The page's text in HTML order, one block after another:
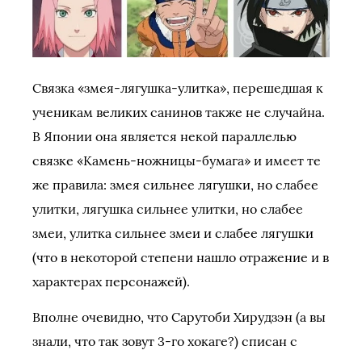
Связка «змея-лягушка-улитка», перешедшая к
ученикам великих санинов также не случайна.
В Японии она является некой параллелью
связке «Камень-ножницы-бумага» и имеет те
же правила: змея сильнее лягушки, но слабее
улитки, лягушка сильнее улитки, но слабее
змеи, улитка сильнее змеи и слабее лягушки
(что в некоторой степени нашло отражение и в
характерах персонажей).
Вполне очевидно, что Сарутоби Хирудзэн (а вы
знали, что так зовут 3-го хокаге?) списан с